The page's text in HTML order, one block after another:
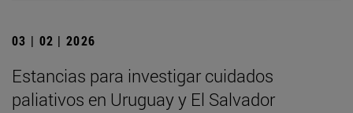
03 | 02 | 2026
Estancias para investigar cuidados
paliativos en Uruguay y El Salvador